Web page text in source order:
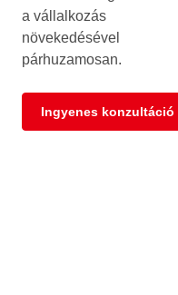
a vállalkozás
növekedésével
párhuzamosan.
Ingyenes konzultáció